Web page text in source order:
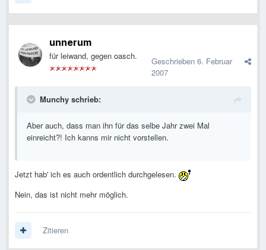
unnerum
für leiwand, gegen oasch. Geschrieben 6. Februar
2007
Munchy schrieb:
Aber auch, dass man ihn für das selbe Jahr zwei Mal
einreicht?! Ich kanns mir nicht vorstellen.
Jetzt hab' ich es auch ordentlich durchgelesen.
Nein, das ist nicht mehr möglich.
Zitieren